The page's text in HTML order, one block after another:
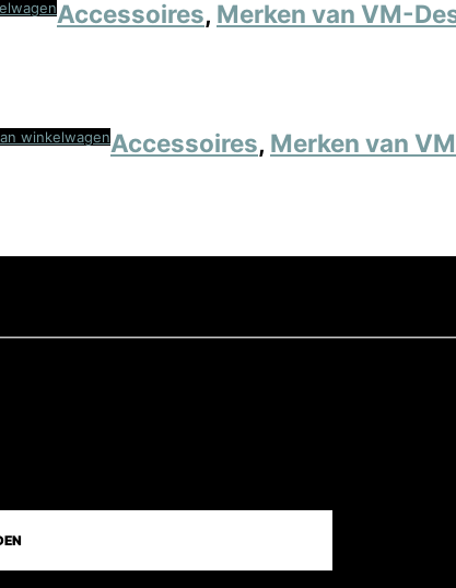
Accessoires, Merken van VM-
winkelwagenAccessoires, Merken van